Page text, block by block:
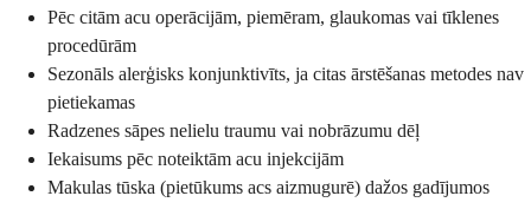
Pēc citām acu operācijām, piemēram, glaukomas vai tīklenes
procedūrām
Sezonāls alerģisks konjunktivīts, ja citas ārstēšanas metodes nav
pietiekamas
Radzenes sāpes nelielu traumu vai nobrāzumu dēļ
Iekaisums pēc noteiktām acu injekcijām
Makulas tūska (pietūkums acs aizmugurē) dažos gadījumos